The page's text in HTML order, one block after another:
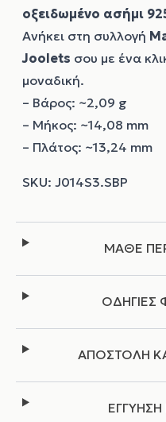
οξειδωμένο ασήμι
Ανήκει στη συλλογή
Joolets σου με ένα
μοναδική.
– Βάρος: ~2,09 g
– Μήκος: ~14,08 mm
– Πλάτος: ~13,24 mm
ΜΑΘΕ
ΟΔΗΓΙΕΣ
ΑΠΟΣΤΟΛΗ
ΕΓΓΥΗΣΗ